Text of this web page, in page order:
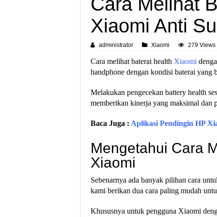
Xiaomi Anti
administrator Xiaomi 279 Views
Cara melihat baterai health Xiaomi
handphone dengan kondisi baterai
Melakukan pengecekan battery health
memberikan kinerja yang maksimal dan
Baca Juga : Aplikasi Pendingin HP
Mengetahui Cara
Xiaomi
Sebenarnya ada banyak pilihan cara
kami berikan dua cara paling mudah
Khususnya untuk pengguna Xiaomi